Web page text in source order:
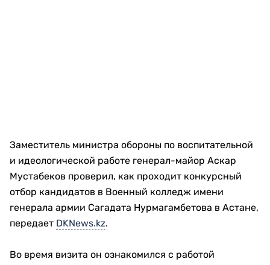
Заместитель министра обороны по воспитательной
и идеологической работе генерал-майор Аскар
Мустабеков проверил, как проходит конкурсный
отбор кандидатов в Военный колледж имени
генерала армии Сагадата Нурмагамбетова в Астане,
передает DKNews.kz.
Во время визита он ознакомился с работой